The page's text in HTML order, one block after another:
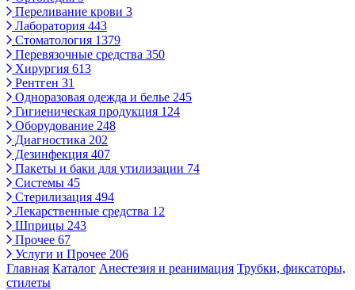
Переливание крови 3
Лаборатория 443
Стоматология 1379
Перевязочные средства 350
Хирургия 613
Рентген 31
Одноразовая одежда и белье 245
Гигиеническая продукция 124
Оборудование 248
Диагностика 202
Дезинфекция 407
Пакеты и баки для утилизации 74
Системы 45
Стерилизация 494
Лекарственные средства 12
Шприцы 243
Прочее 67
Услуги и Прочее 206
Главная Каталог Анестезия и реанимация Трубки, фиксаторы,
стилеты